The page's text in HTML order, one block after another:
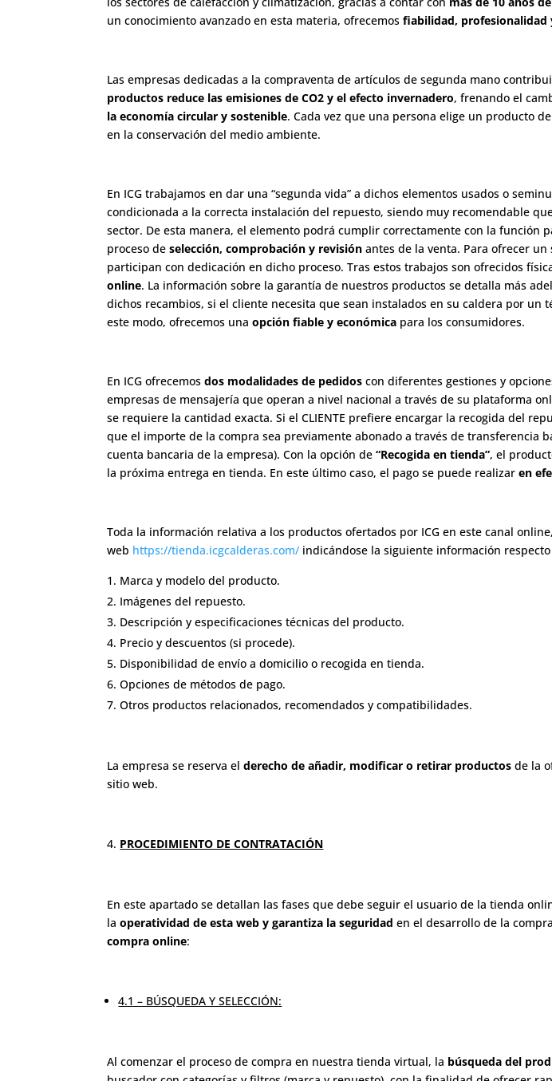
un conocimiento avanzado en esta materia, ofrecemosfiabilidad, profesionalidad
Las empresas dedicadas a la compraventa de artículos de segunda mano
productos reduce las emisiones de CO2 y el efecto invernadero, frenando el
la economía circular y sostenible. Cada vez que una persona elige un producto
en la conservación del medio ambiente.
En ICG trabajamos en dar una “segunda vida” a dichos elementos usados o
condicionada a la correcta instalación del repuesto, siendo muy recomendable
sector. De esta manera, el elemento podrá cumplir correctamente con la función
proceso deselección, comprobación y revisión antes de la venta. Para ofrecer
participan con dedicación en dicho proceso. Tras estos trabajos son ofrecidos
online. La información sobre la garantía de nuestros productos se detalla más
dichos recambios, si el cliente necesita que sean instalados en su caldera por un
este modo, ofrecemos unaopción fiable y económica para los consumidores.
En ICG ofrecemosdos modalidades de pedidos con diferentes gestiones y
empresas de mensajería que operan a nivel nacional a través de su plataforma
se requiere la cantidad exacta. Si el CLIENTE prefiere encargar la recogida del
que el importe de la compra sea previamente abonado a través de transferencia
cuenta bancaria de la empresa). Con la opción de“Recogida en tienda”, el
la próxima entrega en tienda. En este último caso, el pago se puede realizaren
Toda la información relativa a los productos ofertados por ICG en este canal
web https://tienda.icgcalderas.com/ indicándose la siguiente información
Marca y modelo del producto.
Imágenes del repuesto.
Descripción y especificaciones técnicas del producto.
Precio y descuentos (si procede).
Disponibilidad de envío a domicilio o recogida en tienda.
Opciones de métodos de pago.
Otros productos relacionados, recomendados y compatibilidades.
La empresa se reserva elderecho de añadir, modificar o retirar productos de la
sitio web.
PROCEDIMIENTO DE CONTRATACIÓN
En este apartado se detallan las fases que debe seguir el usuario de la tienda
laoperatividad de esta web y garantiza la seguridad en el desarrollo de la
compra online:
4.1 – BÚSQUEDA Y SELECCIÓN:
Al comenzar el proceso de compra en nuestra tienda virtual, la búsqueda del